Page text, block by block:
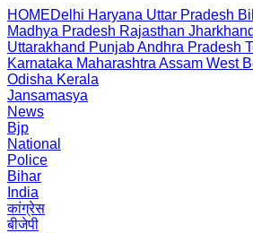
HOMEDelhi Haryana Uttar Pradesh
Madhya Pradesh Rajasthan Jharkhand
Uttarakhand PunjabAndhra Pradesh
Karnataka Maharashtra Assam West
Odisha Kerala
Jansamasya
News
Bjp
National
Police
Bihar
India
कांग्रेस
बीजेपी